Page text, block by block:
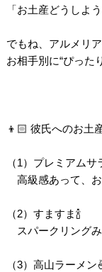
「お土産どうしよ
でもね、アルメリ
お相手別に“ぴった
👦🏻 彼氏へのお土
（1）プレミアムサ
高級感あって、お
（2）すますま🍾
スパークリングみ
（3）高山ラーメン